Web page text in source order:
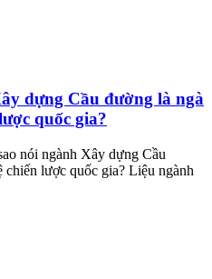
dựng Cầu đường là ngà
quốc gia?
nói ngành Xây dựng Cầu
chiến lược quốc gia? Liệu ngành